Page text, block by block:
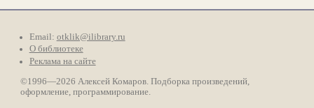
Email: otklik@ilibrary.ru
О библиотеке
Реклама на сайте
©1996—2026 Алексей Комаров. Подборка произведений,
оформление, программирование.